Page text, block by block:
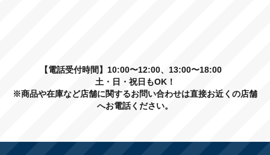
【電話受付時間】10:00〜12:00、13:00〜18:00
土・日・祝日もOK！
※商品や在庫など店舗に関するお問い合わせは直接お近くの店舗
へお電話ください。